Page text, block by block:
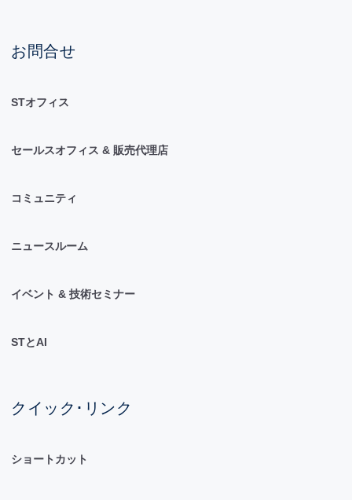
お問合せ
STオフィス
セールスオフィス & 販売代理店
コミュニティ
ニュースルーム
イベント & 技術セミナー
STとAI
クイック･リンク
ショートカット